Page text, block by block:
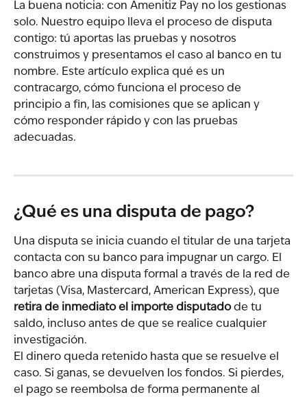
La buena noticia: con Amenitiz Pay no los gestionas
solo. Nuestro equipo lleva el proceso de disputa
contigo: tú aportas las pruebas y nosotros
construimos y presentamos el caso al banco en tu
nombre. Este artículo explica qué es un
contracargo, cómo funciona el proceso de
principio a fin, las comisiones que se aplican y
cómo responder rápido y con las pruebas
adecuadas.
¿Qué es una disputa de pago?
Una disputa se inicia cuando el titular de una tarjeta
contacta con su banco para impugnar un cargo. El
banco abre una disputa formal a través de la red de
tarjetas (Visa, Mastercard, American Express), que
retira de inmediato el importe disputado de tu
saldo, incluso antes de que se realice cualquier
investigación.
El dinero queda retenido hasta que se resuelve el
caso. Si ganas, se devuelven los fondos. Si pierdes,
el pago se reembolsa de forma permanente al